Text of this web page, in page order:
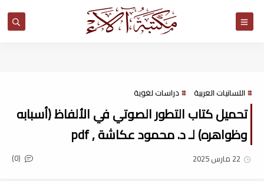
اللسانيات العربية دراسات لغوية
تحميل كتاب التطور الصوتي في الألفاظ (أسبابه
وظواهره) لـ د. محمود عكاشة , pdf
22 مارس 2025 (0)